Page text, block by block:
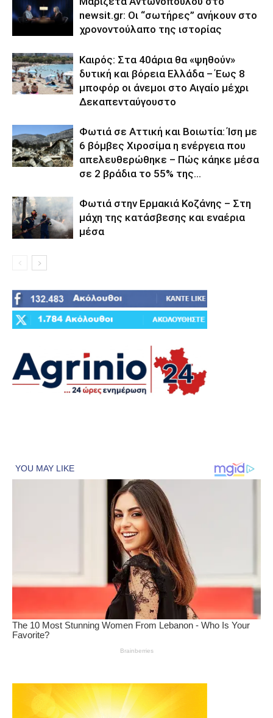
newsit.gr: Οι “σωτήρες” ανήκουν στο
χρονοντούλαπο της ιστορίας
Καιρός: Στα 40άρια θα «ψηθούν»
δυτική και βόρεια Ελλάδα – Έως 8
μποφόρ οι άνεμοι στο Αιγαίο μέχρι
Δεκαπενταύγουστο
Φωτιά σε Αττική και Βοιωτία: Ίση με
6 βόμβες Χιροσίμα η ενέργεια που
απελευθερώθηκε – Πώς κάηκε μέσα
σε 2 βράδια το 55% της...
Φωτιά στην Ερμακιά Κοζάνης – Στη
μάχη της κατάσβεσης και εναέρια
μέσα